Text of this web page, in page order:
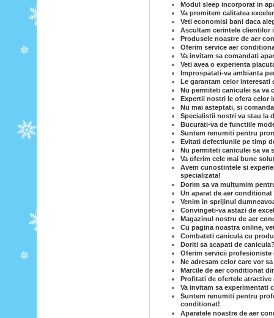
Modul sleep incorporat in
Va promitem calitatea
Veti economisi bani daca
Ascultam cerintele clientilor
Produsele noastre de aer
Oferim service aer
Va invitam sa comandati
Veti avea o experienta
Improspatati-va ambianta
Le garantam celor
Nu permiteti caniculei sa va
Expertii nostri le ofera celor
Nu mai asteptati, si
Specialistii nostri va stau la
Bucurati-va de functiile
Suntem renumiti pentru
Evitati defectiunile pe timp
Nu permiteti caniculei sa va
Va oferim cele mai bune
Avem cunostintele si
specializata!
Dorim sa va multumim
Un aparat de aer
Venim in sprijinul
Convingeti-va astazi de
Magazinul nostru de aer
Cu pagina noastra online,
Combateti canicula cu
Doriti sa scapati de
Oferim servicii profesioniste
Ne adresam celor care vor
Marcile de aer conditionat
Profitati de ofertele
Va invitam sa experimentati
Suntem renumiti pentru
conditionat!
Aparatele noastre de aer